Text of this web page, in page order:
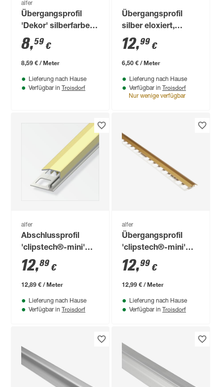
alfer
Übergangsprofil
'Dekor' silberfarben
38 x 3 x 1000 mm
8,59 €
8,59 € / Meter
Lieferung nach Hause
Verfügbar in Troisdorf
Übergangsprofil
silber eloxiert,
gelocht 2000 x 40 x
5 mm
12,99 €
6,50 € / Meter
Lieferung nach Hause
Verfügbar in Troisdorf
Nur wenige verfügbar
alfer
Abschlussprofil
'clipstech®-mini'
Aluminium
messingfarben 1000
x 19,5 mm
12,89 €
12,89 € / Meter
Lieferung nach Hause
Verfügbar in Troisdorf
alfer
Übergangsprofil
'clipstech®-mini'
Aluminium
messingfarben 1000
x 25 mm
12,99 €
12,99 € / Meter
Lieferung nach Hause
Verfügbar in Troisdorf